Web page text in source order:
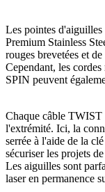
Les pointes
Premium Stainless
rouges brevetées et
Cependant, les
SPIN peuvent
Chaque câble TWIST
l'extrémité. Ici, la
serrée à l'aide de la
sécuriser les projets
Les aiguilles sont
laser en permanence